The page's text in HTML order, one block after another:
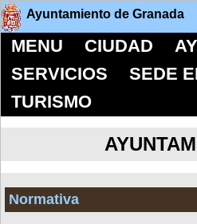
Ayuntamiento de Granada
MENU CIUDAD
SERVICIOS
SEDE
TURISMO
Normativa